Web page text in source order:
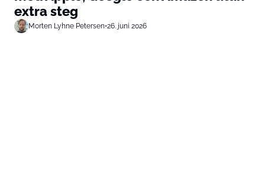
extra steg
Morten Lyhne Petersen•26. juni 2026